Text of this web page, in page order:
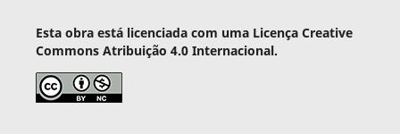
Esta obra está licenciada com uma Licença Creative
Commons Atribuição 4.0 Internacional.